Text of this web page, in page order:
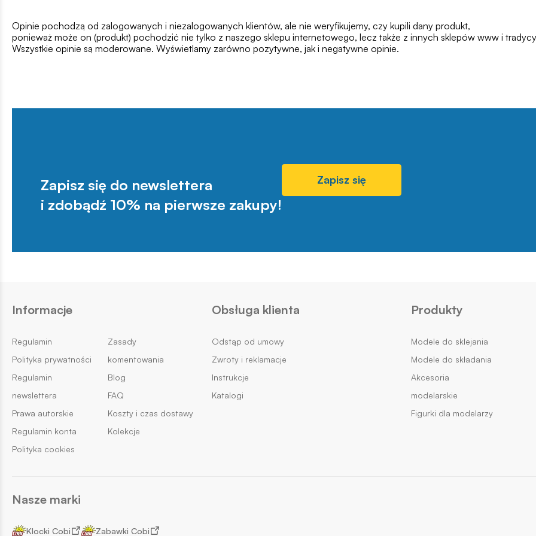
Opinie pochodzą od zalogowanych i niezalogowanych klientów, ale nie weryfikujemy, czy kupili dany produkt,
ponieważ może on (produkt) pochodzić nie tylko z naszego sklepu internetowego, lecz także z innych sklepów www i
Wszystkie opinie są moderowane. Wyświetlamy zarówno pozytywne, jak i negatywne opinie.
Zapisz się do newslettera
i zdobądź 10% na pierwsze zakupy!
Zapisz się
Informacje
Regulamin
Polityka prywatności
Regulamin
newslettera
Prawa autorskie
Regulamin konta
Polityka cookies
Zasady
komentowania
Blog
FAQ
Koszty i czas dostawy
Kolekcje
Obsługa klienta
Odstąp od umowy
Zwroty i reklamacje
Instrukcje
Katalogi
Produkty
Modele do sklejania
Modele do składania
Akcesoria
modelarskie
Figurki dla modelarzy
Nasze marki
Klocki Cobi Zabawki Cobi